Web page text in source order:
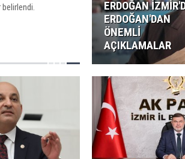
ERDOĞAN
ERDOĞAN'DAN
ÖNEMLİ
AÇIKLAMALAR